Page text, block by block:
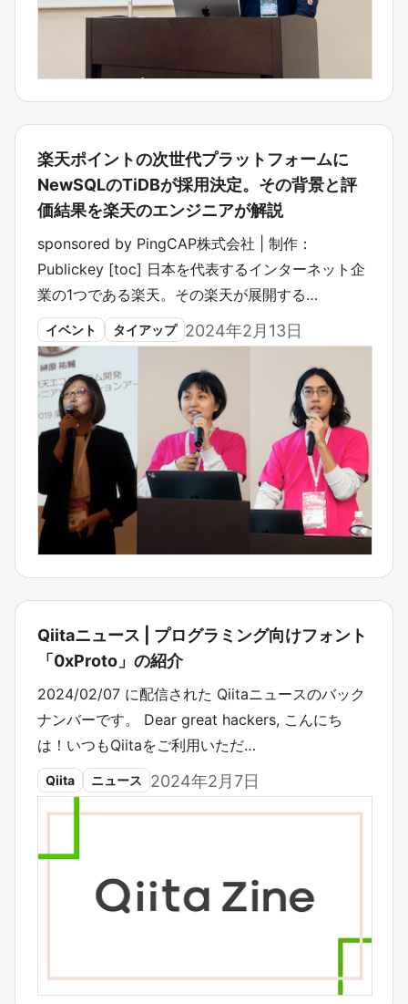
楽天ポイントの次世代プラットフォームに
NewSQLのTiDBが採用決定。その背景と評
価結果を楽天のエンジニアが解説
sponsored by PingCAP株式会社 | 制作：
Publickey [toc] 日本を代表するインターネット企
業の1つである楽天。その楽天が展開する…
イベント タイアップ 2024年2月13日
Qiitaニュース | プログラミング向けフォント
「0xProto」の紹介
2024/02/07 に配信された Qiitaニュースのバック
ナンバーです。 Dear great hackers, こんにち
は！いつもQiitaをご利用いただ…
Qiita ニュース 2024年2月7日